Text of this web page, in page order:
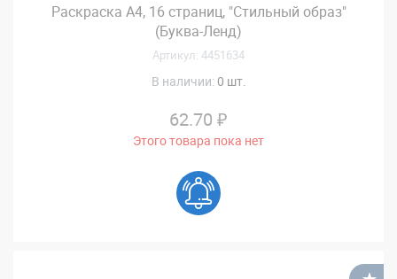
Раскраска А4, 16 страниц, "Стильный образ"
(Буква-Ленд)
Артикул: 4451634
В наличии: 0 шт.
62.70 ₽
Этого товара пока нет